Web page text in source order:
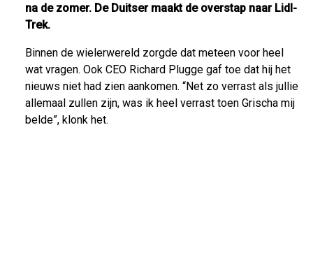
na de zomer. De Duitser maakt de overstap naar Lidl-
Trek.
Binnen de wielerwereld zorgde dat meteen voor heel
wat vragen. Ook CEO Richard Plugge gaf toe dat hij het
nieuws niet had zien aankomen. “Net zo verrast als jullie
allemaal zullen zijn, was ik heel verrast toen Grischa mij
belde”, klonk het.